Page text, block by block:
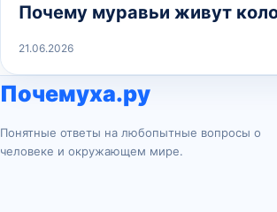
Почему муравьи живут
21.06.2026
Почемуха.ру
Понятные ответы на любопытные вопросы о
человеке и окружающем мире.